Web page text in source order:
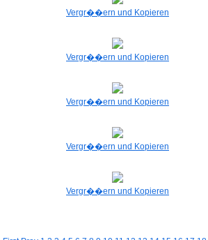
Vergr��ern und Kopieren
Vergr��ern und Kopieren
Vergr��ern und Kopieren
Vergr��ern und Kopieren
Vergr��ern und Kopieren